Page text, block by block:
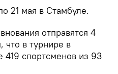
21 мая в Стамбуле.
отправятся 4
что в турнире в
419 спортсменов из 93